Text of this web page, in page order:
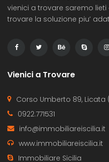
vienici a trovare saremo
trovare la soluzione piu’
Vienici a Trovare
Corso Umberto 89, Licata
0922.771531
info@immobiliareiscilia.it
www.immobiliareiscilia.it
Immobiliare Sicilia